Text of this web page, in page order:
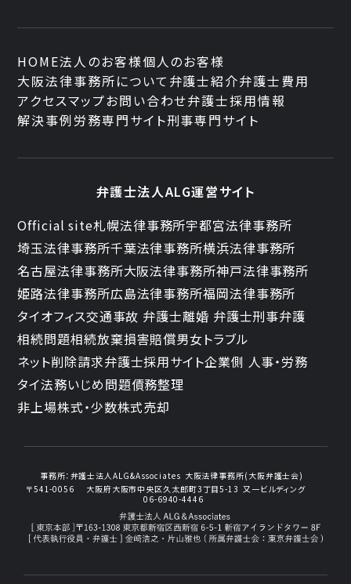
HOME法人のお客様個人のお客様
大阪法律事務所について 弁護士紹介弁護士費用
アクセスマップお問い合わせ弁護士採用情報
解決事例労務専門サイト刑事専門サイト
弁護士法人ALG運営サイト
Official site札幌法律事務所宇都宮法律事務所
埼玉法律事務所千葉法律事務所横浜法律事務所
名古屋法律事務所大阪法律事務所神戸法律事務所
姫路法律事務所広島法律事務所福岡法律事務所
タイオフィス交通事故 弁護士離婚 弁護士刑事弁護
相続問題相続放棄損害賠償男女トラブル
ネット削除請求弁護士採用サイト企業側 人事・労務
タイ法務いじめ問題債務整理
非上場株式・少数株式売却
事務所： 弁護士法人ALG&Associates 大阪法律事務所(大阪弁護士会)
〒541-0056
大阪府大阪市中央区久太郎町3丁目5-13 又一ビルディング
06-6940-4446